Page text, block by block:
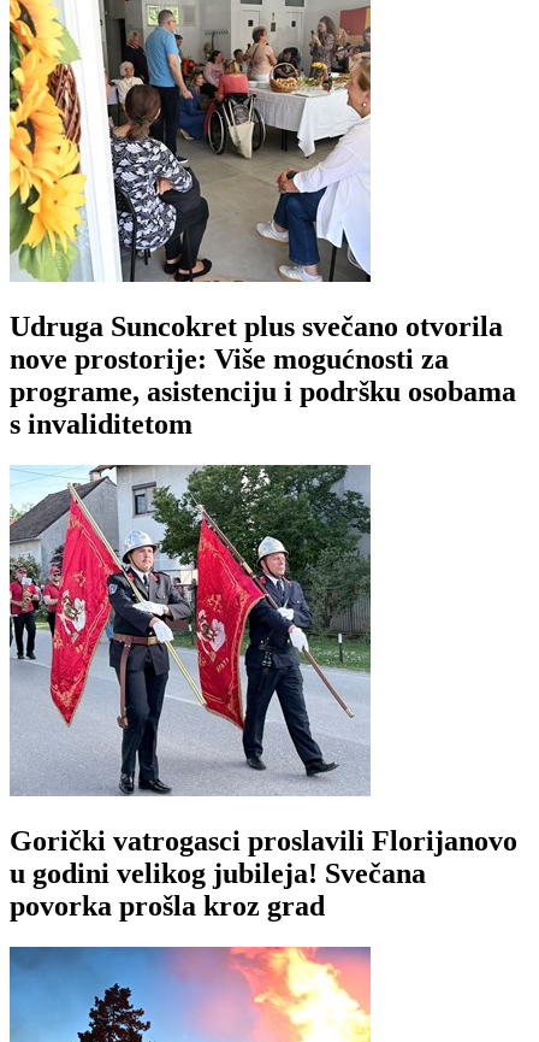
Udruga Suncokret plus svečano otvorila
nove prostorije: Više mogućnosti za
programe, asistenciju i podršku osobama
s invaliditetom
Gorički vatrogasci proslavili Florijanovo
u godini velikog jubileja! Svečana
povorka prošla kroz grad